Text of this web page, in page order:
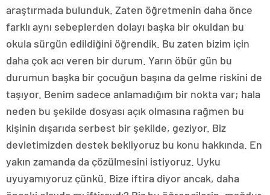
araştırmada bulunduk. Zaten öğretmenin daha önce
farklı aynı sebeplerden dolayı başka bir okuldan bu
okula sürgün edildiğini öğrendik. Bu zaten bizim için
daha çok acı veren bir durum. Yarın öbür gün bu
durumun başka bir çocuğun başına da gelme riskini de
taşıyor. Benim sadece anlamadığım bir nokta var; hala
neden bu şekilde dosyası açık olmasına rağmen bu
kişinin dışarıda serbest bir şekilde, geziyor. Biz
devletimizden destek bekliyoruz bu konu hakkında. En
yakın zamanda da çözülmesini istiyoruz. Uyku
uyuyamıyoruz çünkü. Bize iftira diyor ancak, daha